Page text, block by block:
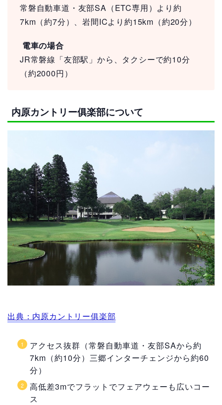
常磐自動車道・友部SA（ETC専用）より約
7km（約7分）、岩間ICより約15km（約20分）
電車の場合
JR常磐線「友部駅」から、タクシーで約10分
（約2000円）
内原カントリー俱楽部について
出典：内原カントリー俱楽部
アクセス抜群（常磐自動車道・友部SAから約
7km（約10分）三郷インターチェンジから約60
分）
高低差3mでフラットでフェアウェーも広いコー
ス